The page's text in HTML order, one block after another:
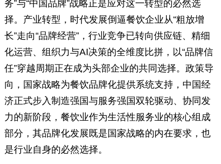
务”与“中国品牌”战略正是应对这一转型的必然选
择。产业转型，时代发展倒逼餐饮企业从“粗放增
长”走向“品牌经营”，行业竞争已转向供应链、精细
化运营、组织力与AI决策的全维度比拼，以“品牌信
任”穿越周期正在成为头部企业的共同选择。政策导
向，国家战略为餐饮品牌化提供系统支持，中国经
济正式步入制造强国与服务强国双轮驱动、协同发
力的新阶段，餐饮业作为生活性服务业的核心组成
部分，其品牌化发展既是国家战略的内在要求，也
是行业自身的必然选择。